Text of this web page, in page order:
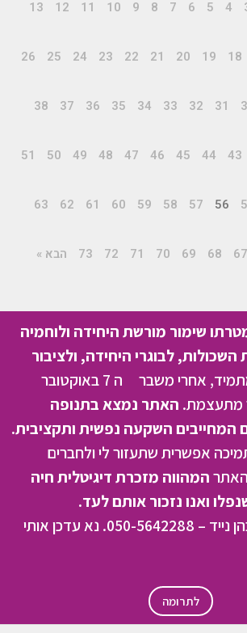
4
5
6
7
8
9
10
11
12
13
18
19
20
21
22
23
24
25
26
31
32
33
34
35
36
37
38
43
44
45
46
47
48
49
50
51
56
57
58
59
60
61
62
63
67
68
69
70
71
72
73 הבא »
שימור מורשת היחידה ולוחמיה
לבוגרי היחידה, ולציבור
היום יותר מתמיד, אחרי משבר ה 7 באוקטובר
מתעצמת. האתר נמצא בתנופה
המחייבים השקעה נפשית ותקציבית.
אפשרית שתעזור לי ולחברים
האתרהמהווה מזכרת דיגיטלית חיה
ואנו נזכור אותם לעד.
בתודה מראש ניר כהן נייד – 050-5642288. נא עדכן אותי
לתרומה